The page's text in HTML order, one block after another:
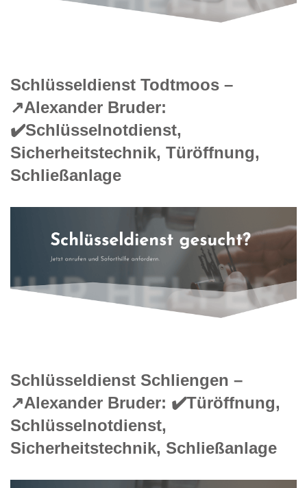
Schlüsseldienst Todtmoos –
↗️Alexander Bruder:
✔️Schlüsselnotdienst,
Sicherheitstechnik, Türöffnung,
Schließanlage
Schlüsseldienst Schliengen –
↗️Alexander Bruder: ✔️Türöffnung,
Schlüsselnotdienst,
Sicherheitstechnik, Schließanlage